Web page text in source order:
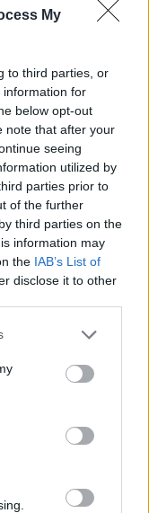
My
to third parties, or
information for
below opt-out
note that after your
seeing
utilized by
parties prior to
of the further
third parties on the
information may
the IAB’s List of
disclose it to other
or more Google
You may click to
party tags to
in below Google
Facebook!
Google
News
Online-therapie
articles/10.3389